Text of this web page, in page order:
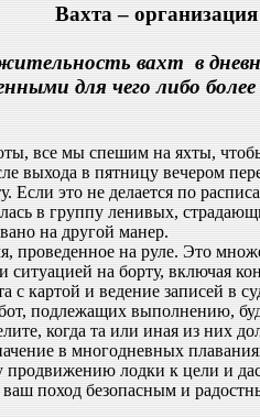
и
вахт в
для чего либо более
все мы спешим на яхты,
выхода в пятницу вечером
Если это не делается по
в группу ленивых,
на другой манер.
проведенное на руле. Это
на борту, включая
с картой и ведение записей в
подлежащих выполнению,
когда та или иная из них
в многодневных
продвижению лодки к цели и
поход безопасным и